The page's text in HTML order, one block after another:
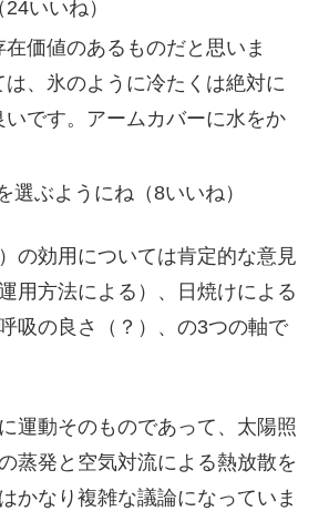
いいね）
価値のあるものだと思いま
、氷のように冷たくは絶対に
です。アームカバーに水をか
選ぶようにね（8いいね）
の効用については肯定的な意見
用方法による）、日焼けによる
吸の良さ（？）、の3つの軸で
運動そのものであって、太陽照
蒸発と空気対流による熱放散を
かなり複雑な議論になっていま